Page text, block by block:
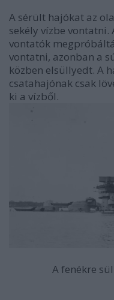
A sérült hajókat az
sekély vízbe
vontatók
vontatni, azonban a
közben elsüllyedt. A
csatahajónak csak
ki a vízből.
A fenékre